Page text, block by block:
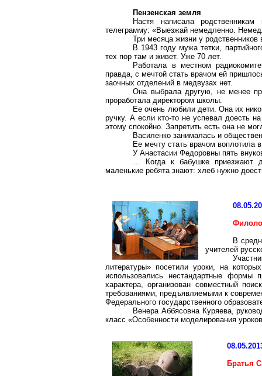
Пензенская земля
Настя написала
телеграмму: «Выезжай немедленно.
Три месяца жизни у
В 1943 году мужа тетки,
тех пор там и живет. Уже 70 лет.
Работала в местном
правда, с мечтой стать врачом ей
заочных отделений в медвузах нет.
Она выбрала другую, не менее
проработала директором школы.
Ее очень любили дети. Она их
ручку. А если кто-то не успевал доесть
этому спокойно. Запретить есть она не
Василенко занималась и
Ее мечту стать врачом воплотила
У Анастасии Федоровны пять
… Когда к бабушке приезжают
маленькие ребята знают: хлеб нужно
В
учителей
литературы» посетили уроки, на
использовались нестандартные формы
характера, организован совместный
требованиями, предъявляемыми к
Федерального государственного
Венера Аббясовна Куряева,
класс «Особенности моделирования
Братья